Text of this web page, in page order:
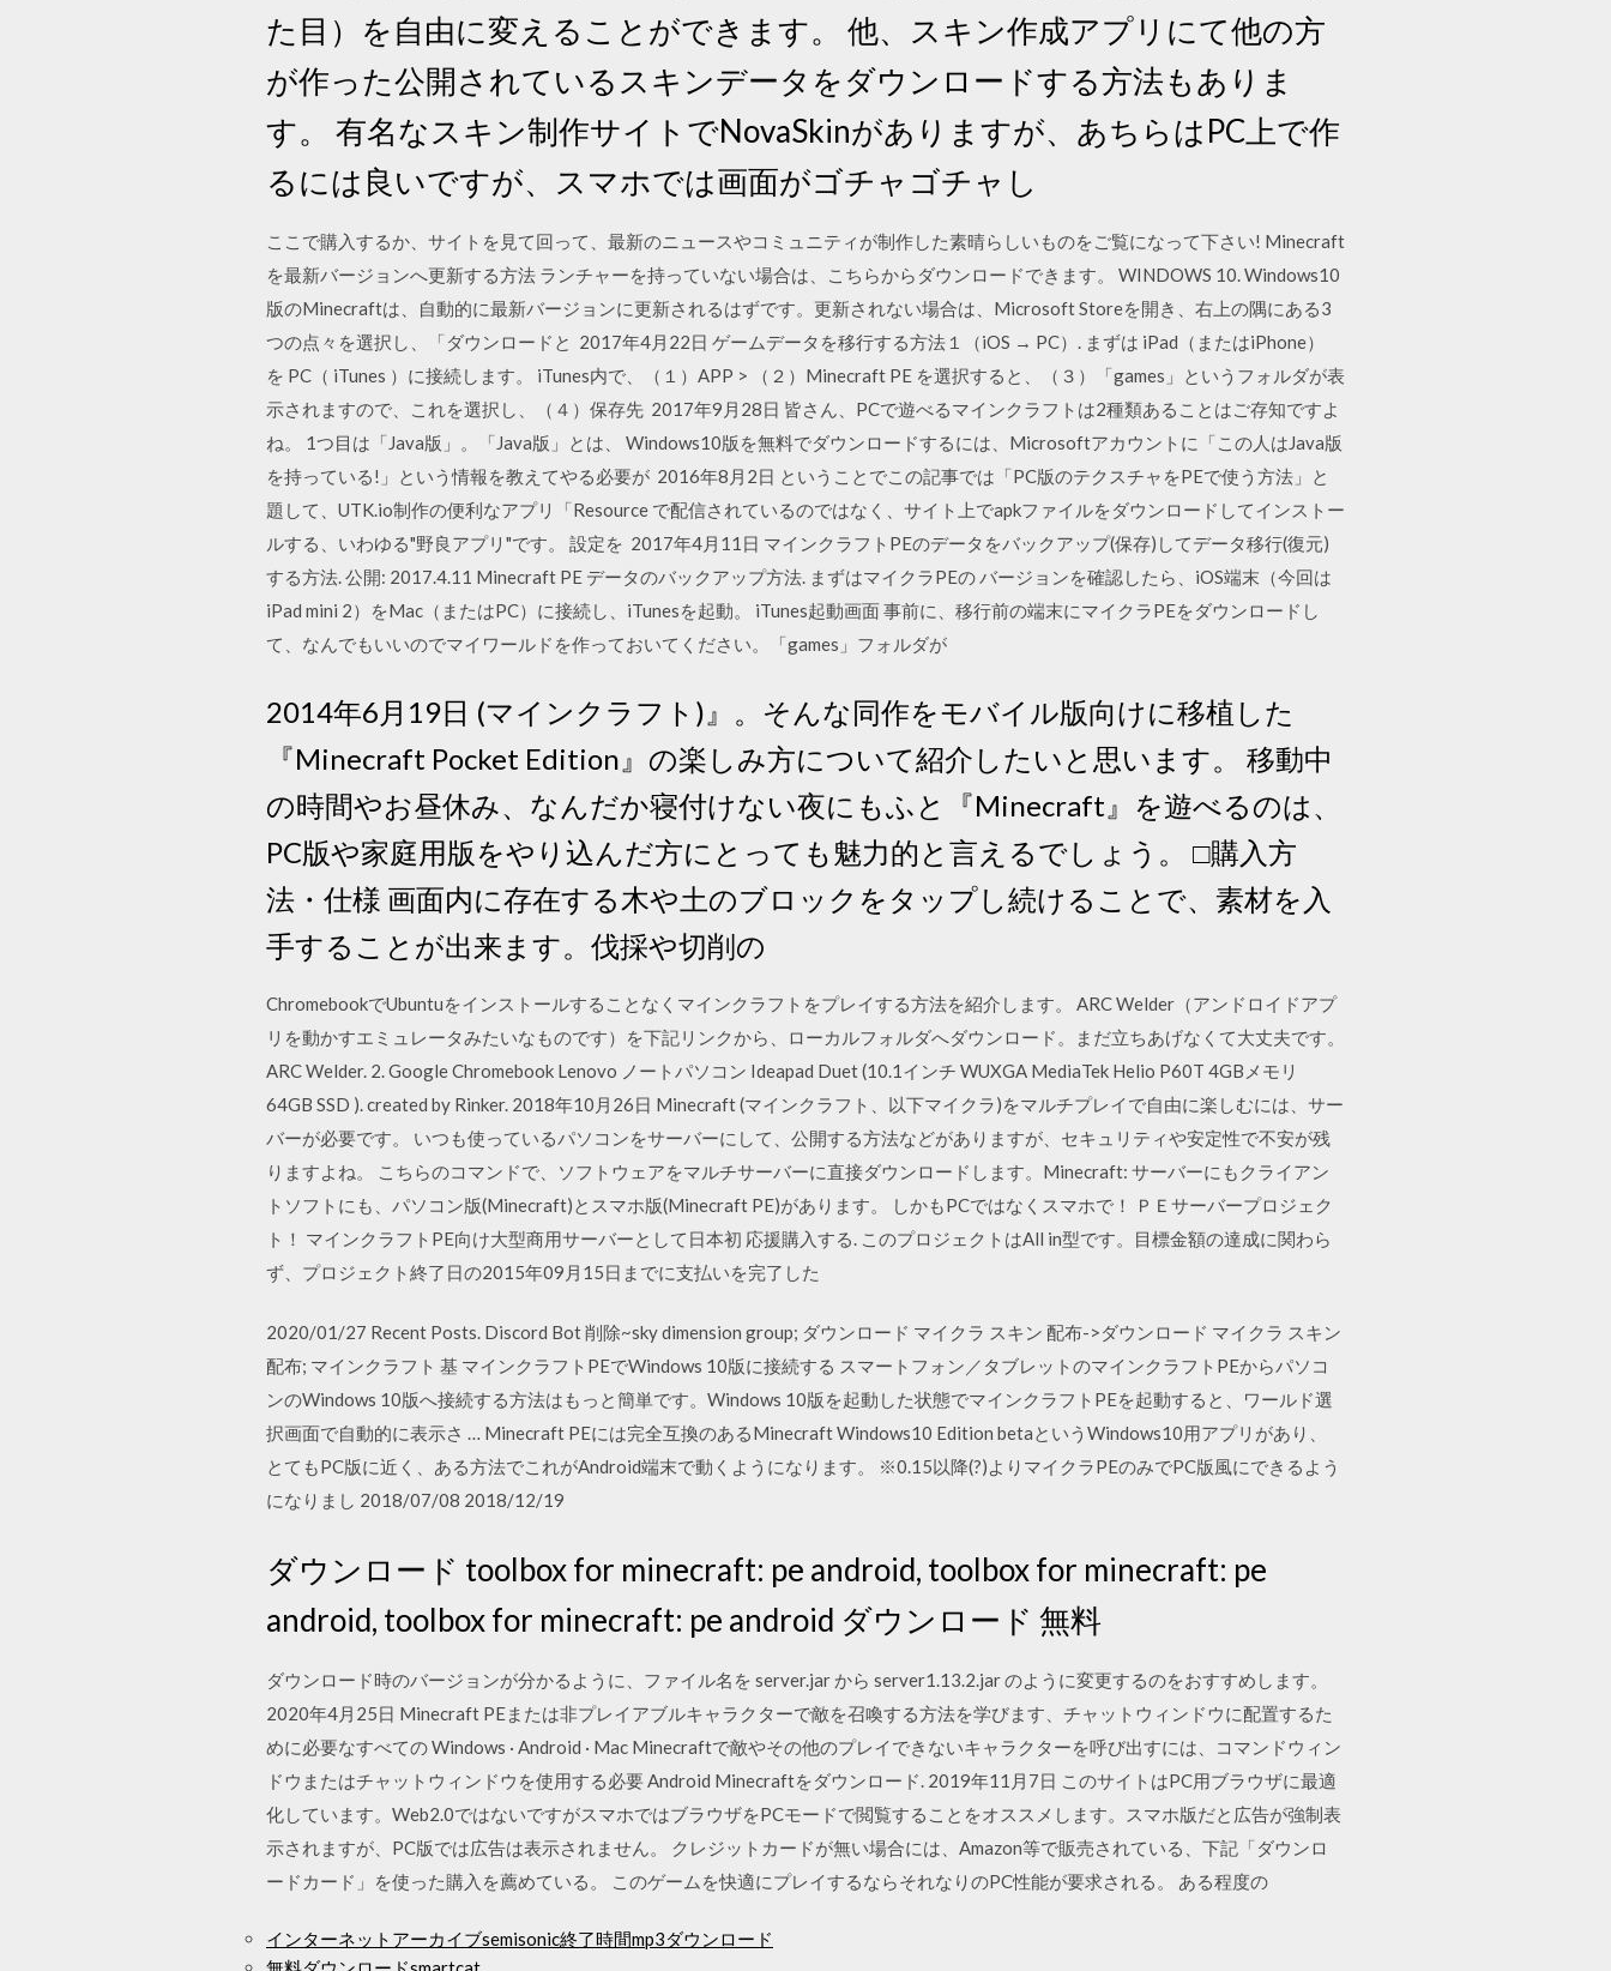
た目）を自由に変えることができます。 他、スキン作成アプリにて他の方
が作った公開されているスキンデータをダウンロードする方法もありま
す。 有名なスキン制作サイトでNovaSkinがありますが、あちらはPC上で作
るには良いですが、スマホでは画面がゴチャゴチャし
ここで購入するか、サイトを見て回って、最新のニュースやコミュニティが制作した素晴らしいものをご覧になって下さい! Minecraft
を最新バージョンへ更新する方法 ランチャーを持っていない場合は、こちらからダウンロードできます。 WINDOWS 10. Windows10
版のMinecraftは、自動的に最新バージョンに更新されるはずです。更新されない場合は、Microsoft Storeを開き、右上の隅にある3
つの点々を選択し、「ダウンロードと 2017年4月22日 ゲームデータを移行する方法１（iOS → PC）. まずは iPad（またはiPhone）
を PC（ iTunes ）に接続します。 iTunes内で、（１）APP > （２）Minecraft PE を選択すると、（３）「games」というフォルダが表
示されますので、これを選択し、（４）保存先 2017年9月28日 皆さん、PCで遊べるマインクラフトは2種類あることはご存知ですよ
ね。 1つ目は「Java版」。「Java版」とは、 Windows10版を無料でダウンロードするには、Microsoftアカウントに「この人はJava版
を持っている!」という情報を教えてやる必要が 2016年8月2日 ということでこの記事では「PC版のテクスチャをPEで使う方法」と
題して、UTK.io制作の便利なアプリ「Resource で配信されているのではなく、サイト上でapkファイルをダウンロードしてインストー
ルする、いわゆる"野良アプリ"です。 設定を 2017年4月11日 マインクラフトPEのデータをバックアップ(保存)してデータ移行(復元)
する方法. 公開: 2017.4.11 Minecraft PE データのバックアップ方法. まずはマイクラPEの バージョンを確認したら、iOS端末（今回は
iPad mini 2）をMac（またはPC）に接続し、iTunesを起動。 iTunes起動画面 事前に、移行前の端末にマイクラPEをダウンロードし
て、なんでもいいのでマイワールドを作っておいてください。「games」フォルダが
2014年6月19日 (マインクラフト)』。そんな同作をモバイル版向けに移植した
『Minecraft Pocket Edition』の楽しみ方について紹介したいと思います。 移動中
の時間やお昼休み、なんだか寝付けない夜にもふと『Minecraft』を遊べるのは、
PC版や家庭用版をやり込んだ方にとっても魅力的と言えるでしょう。 □購入方
法・仕様 画面内に存在する木や土のブロックをタップし続けることで、素材を入
手することが出来ます。伐採や切削の
ChromebookでUbuntuをインストールすることなくマインクラフトをプレイする方法を紹介します。 ARC Welder（アンドロイドアプ
リを動かすエミュレータみたいなものです）を下記リンクから、ローカルフォルダへダウンロード。まだ立ちあげなくて大丈夫です。
ARC Welder. 2. Google Chromebook Lenovo ノートパソコン Ideapad Duet (10.1インチ WUXGA MediaTek Helio P60T 4GBメモリ
64GB SSD ). created by Rinker. 2018年10月26日 Minecraft (マインクラフト、以下マイクラ)をマルチプレイで自由に楽しむには、サー
バーが必要です。 いつも使っているパソコンをサーバーにして、公開する方法などがありますが、セキュリティや安定性で不安が残
りますよね。 こちらのコマンドで、ソフトウェアをマルチサーバーに直接ダウンロードします。Minecraft: サーバーにもクライアン
トソフトにも、パソコン版(Minecraft)とスマホ版(Minecraft PE)があります。 しかもPCではなくスマホで！ ＰＥサーバープロジェク
ト！ マインクラフトPE向け大型商用サーバーとして日本初 応援購入する. このプロジェクトはAll in型です。目標金額の達成に関わら
ず、プロジェクト終了日の2015年09月15日までに支払いを完了した
2020/01/27 Recent Posts. Discord Bot 削除~sky dimension group; ダウンロード マイクラ スキン 配布->ダウンロード マイクラ スキン
配布; マインクラフト 基 マインクラフトPEでWindows 10版に接続する スマートフォン／タブレットのマインクラフトPEからパソコ
ンのWindows 10版へ接続する方法はもっと簡単です。Windows 10版を起動した状態でマインクラフトPEを起動すると、ワールド選
択画面で自動的に表示さ … Minecraft PEには完全互換のあるMinecraft Windows10 Edition betaというWindows10用アプリがあり、
とてもPC版に近く、ある方法でこれがAndroid端末で動くようになります。 ※0.15以降(?)よりマイクラPEのみでPC版風にできるよう
になりまし 2018/07/08 2018/12/19
ダウンロード toolbox for minecraft: pe android, toolbox for minecraft: pe
android, toolbox for minecraft: pe android ダウンロード 無料
ダウンロード時のバージョンが分かるように、ファイル名を server.jar から server1.13.2.jar のように変更するのをおすすめします。
2020年4月25日 Minecraft PEまたは非プレイアブルキャラクターで敵を召喚する方法を学びます、チャットウィンドウに配置するた
めに必要なすべての Windows · Android · Mac Minecraftで敵やその他のプレイできないキャラクターを呼び出すには、コマンドウィン
ドウまたはチャットウィンドウを使用する必要 Android Minecraftをダウンロード. 2019年11月7日 このサイトはPC用ブラウザに最適
化しています。Web2.0ではないですがスマホではブラウザをPCモードで閲覧することをオススメします。スマホ版だと広告が強制表
示されますが、PC版では広告は表示されません。 クレジットカードが無い場合には、Amazon等で販売されている、下記「ダウンロ
ードカード」を使った購入を薦めている。 このゲームを快適にプレイするならそれなりのPC性能が要求される。 ある程度の
インターネットアーカイブsemisonic終了時間mp3ダウンロード